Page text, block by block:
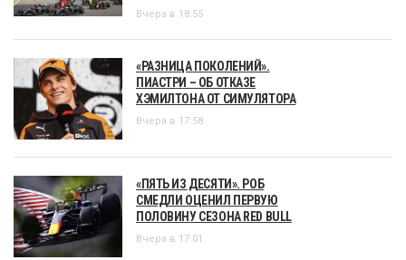
Вчера в 18:55
«РАЗНИЦА ПОКОЛЕНИЙ».
ПИАСТРИ – ОБ ОТКАЗЕ
ХЭМИЛТОНА ОТ СИМУЛЯТОРА
Вчера в 17:58
«ПЯТЬ ИЗ ДЕСЯТИ». РОБ
СМЕДЛИ ОЦЕНИЛ ПЕРВУЮ
ПОЛОВИНУ СЕЗОНА RED BULL
Вчера в 17:01